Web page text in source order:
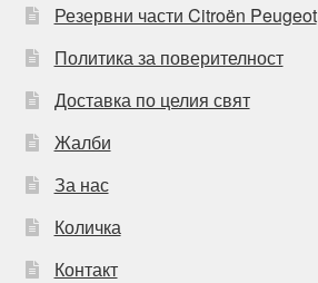
Резервни части Citroën Peugeot
Политика за поверителност
Доставка по целия свят
Жалби
За нас
Количка
Контакт